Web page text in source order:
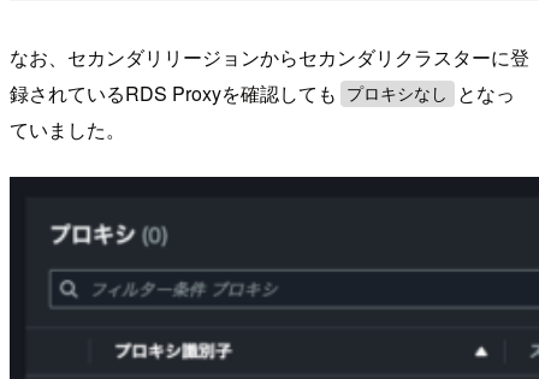
なお、セカンダリリージョンからセカンダリクラスターに登
録されているRDS Proxyを確認しても
プロキシなし
となっ
ていました。